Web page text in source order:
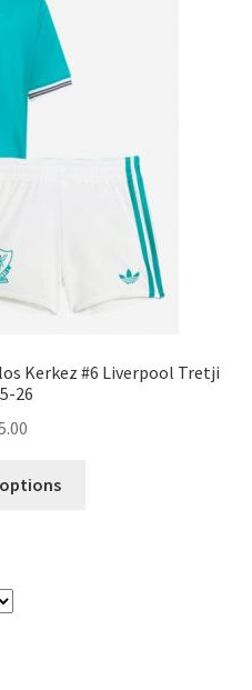
Kerkez #6 Liverpool Tretji
26